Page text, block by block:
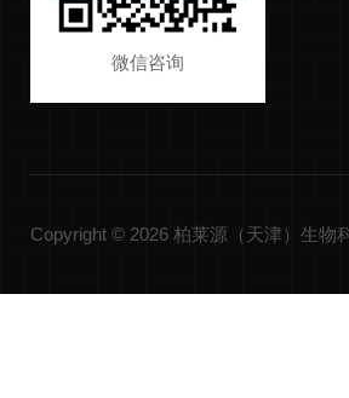
微信咨询
Copyright © 2026 柏莱源（天津）生物